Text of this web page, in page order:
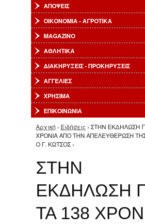
ΑΠΟΨΕΙΣ
ΟΙΚΟΝΟΜΙΑ - ΑΓΡΟΤΙΚΑ
MAGAZINO
ΑΘΛΗΤΙΚΑ
ΔΙΑΚΗΡΥΞΕΙΣ - ΠΡΟΚΗΡΥΞΕΙΣ
ΑΓΓΕΛΙΕΣ
ΧΡΗΣΙΜΑ
ΕΠΙΚΟΙΝΩΝΙΑ
Είστε εδώ
Αρχική › Ειδήσεις › ΣΤΗΝ ΕΚΔΗΛΩΣΗ
ΧΡΟΝΙΑ ΑΠΟ ΤΗΝ ΑΠΕΛΕΥΘΕΡΩΣΗ
Ο Γ. ΚΩΤΣΟΣ ›
ΣΤΗΝ
ΕΚΔΗΛΩΣΗ
ΤΑ 138